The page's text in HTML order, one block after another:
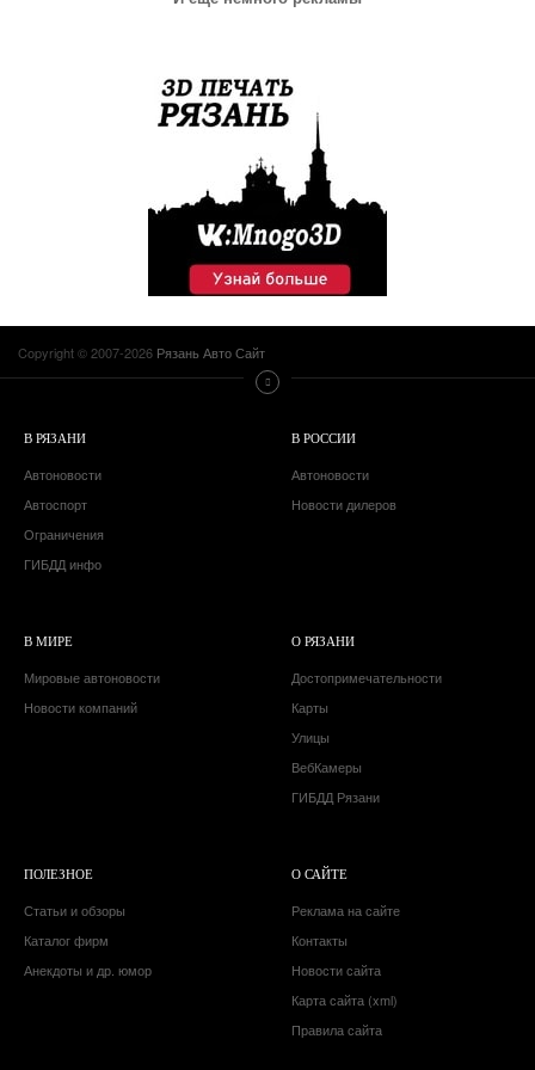
Copyright © 2007-2026 Рязань Авто Сайт
В РЯЗАНИ
Автоновости
Автоспорт
Ограничения
ГИБДД инфо
В РОССИИ
Автоновости
Новости дилеров
В МИРЕ
Мировые автоновости
Новости компаний
О РЯЗАНИ
Достопримечательности
Карты
Улицы
ВебКамеры
ГИБДД Рязани
ПОЛЕЗНОЕ
Статьи и обзоры
Каталог фирм
Анекдоты и др. юмор
О САЙТЕ
Реклама на сайте
Контакты
Новости сайта
Карта сайта (xml)
Правила сайта